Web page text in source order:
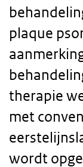
plaque
therapie
met
wordt